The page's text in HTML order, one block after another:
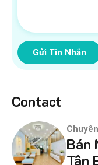
Gửi Tin Nhắn
Contact
Bán
Tân